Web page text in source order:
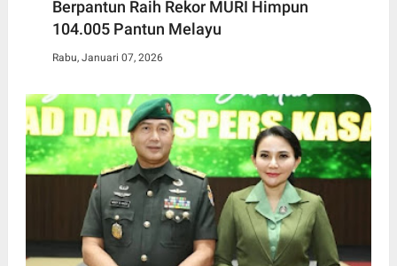
Berpantun Raih Rekor MURI Himpun
104.005 Pantun Melayu
Rabu, Januari 07, 2026